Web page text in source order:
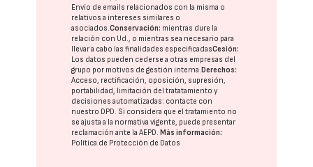
Envío de emails relacionados con la misma o
relativos a intereses similares o
asociados.Conservación: mientras dure la
relación con Ud., o mientras sea necesario para
llevar a cabo las finalidades especificadasCesión:
Los datos pueden cederse a otras empresas del
grupo por motivos de gestión interna.Derechos:
Acceso, rectificación, oposición, supresión,
portabilidad, limitación del tratatamiento y
decisiones automatizadas: contacte con
nuestro DPD. Si considera que el tratamiento no
se ajusta a la normativa vigente, puede presentar
reclamación ante laAEPD.Más información:
Política de Protección de Datos